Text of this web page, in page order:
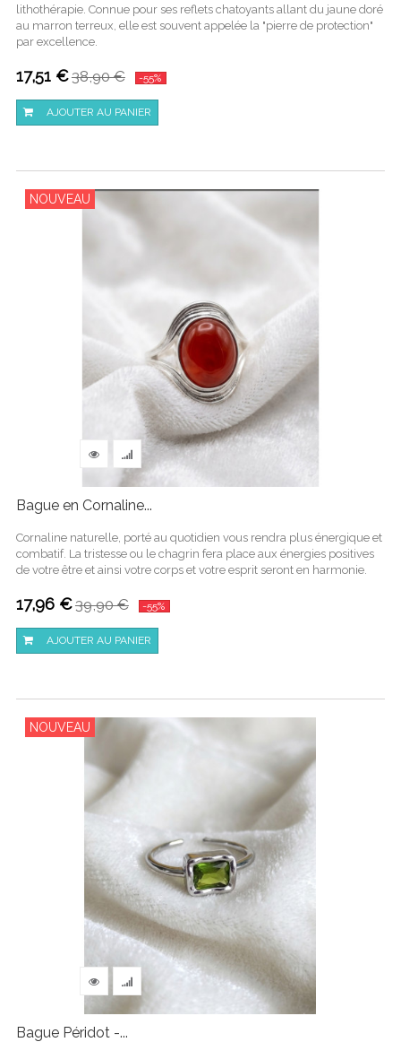
lithothérapie. Connue pour ses reflets chatoyants allant du jaune doré
au marron terreux, elle est souvent appelée la "pierre de protection"
par excellence.
17,51 €38,90 € -55%
AJOUTER AU PANIER
NOUVEAU
Bague en Cornaline...
Cornaline naturelle, porté au quotidien vous rendra plus énergique et
combatif. La tristesse ou le chagrin fera place aux énergies positives
de votre être et ainsi votre corps et votre esprit seront en harmonie.
17,96 €39,90 € -55%
AJOUTER AU PANIER
NOUVEAU
Bague Péridot -...